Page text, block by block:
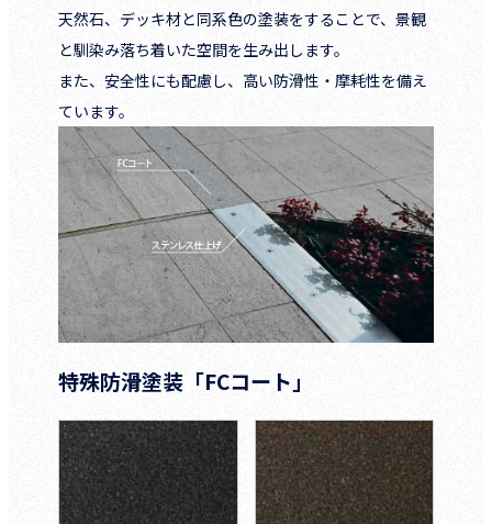
天然石、デッキ材と同系色の塗装をすることで、景観
と馴染み落ち着いた空間を生み出します。
また、安全性にも配慮し、高い防滑性・摩耗性を備え
ています。
特殊防滑塗装「FCコート」